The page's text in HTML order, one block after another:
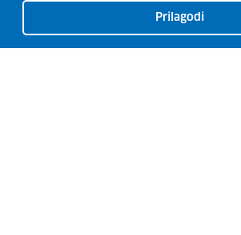
Prilagodi